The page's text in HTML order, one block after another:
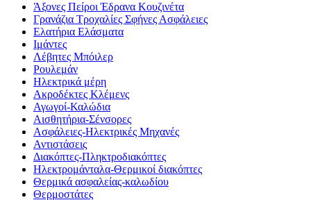
Άξονες Πείροι Έδρανα Κουζινέτα
Γρανάζια Τροχαλίες Σφήνες Ασφάλειες
Ελατήρια Ελάσματα
Ιμάντες
Λέβητες Μπόιλερ
Ρουλεμάν
Ηλεκτρικά μέρη
Ακροδέκτες Κλέμενς
Αγωγοί-Καλώδια
Αισθητήρια-Σένσορες
Ασφάλειες-Ηλεκτρικές Μηχανές
Αντιστάσεις
Διακόπτες-Πληκτροδιακόπτες
Ηλεκτρομάνταλα-Θερμικοί διακόπτες
Θερμικά ασφαλείας-καλωδίου
Θερμοστάτες